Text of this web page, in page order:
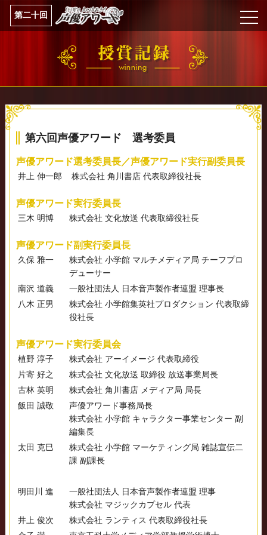
第二十回
第六回声優アワード 選考委員
声優アワード選考委員長／声優アワード実行副委員長
井上 伸一郎 株式会社 角川書店 代表取締役社長
声優アワード実行委員長
三木 明博 株式会社 文化放送 代表取締役社長
声優アワード副実行委員長
久保 雅一
株式会社 小学館 マルチメディア局 チーフプロ
デューサー
南沢 道義
一般社団法人 日本音声製作者連盟 理事長
八木 正男
株式会社 小学館集英社プロダクション 代表取締
役社長
声優アワード実行委員会
植野 淳子
株式会社 アーイメージ 代表取締役
片寄 好之
株式会社 文化放送 取締役 放送事業局長
古林 英明
株式会社 角川書店 メディア局 局長
飯田 誠敬
声優アワード事務局長
株式会社 小学館 キャラクター事業センター 副
編集長
太田 克巳
株式会社 小学館 マーケティング局 雑誌宣伝二
課 副課長
明田川 進
一般社団法人 日本音声製作者連盟 理事
株式会社 マジックカプセル 代表
井上 俊次
株式会社 ランティス 代表取締役社長